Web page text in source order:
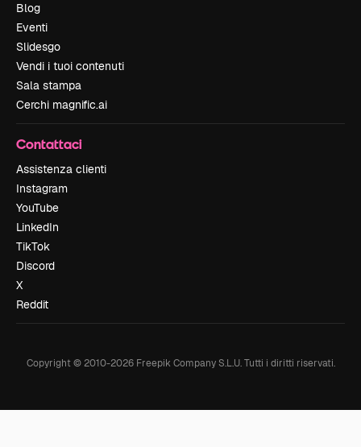
Blog
Eventi
Slidesgo
Vendi i tuoi contenuti
Sala stampa
Cerchi magnific.ai
Contattaci
Assistenza clienti
Instagram
YouTube
LinkedIn
TikTok
Discord
X
Reddit
Copyright © 2010-2026Freepik Company S.L.U. Tutti i diritti riservati.